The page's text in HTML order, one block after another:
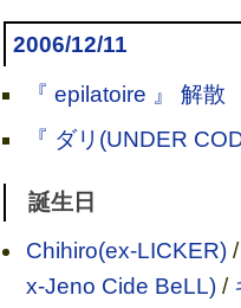
2006/12/11
『 epilatoire 』 解散
『 ダリ(UNDER
誕生日
Chihiro(ex-LICKER)/
x-Jeno Cide BeLL)/